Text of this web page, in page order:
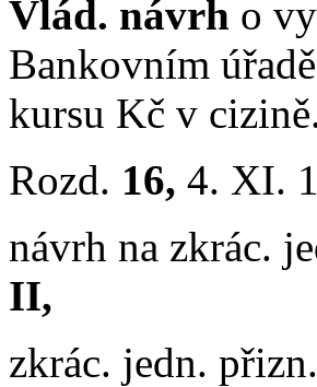
Vlád. návrh o
Bankovním
kursu Kč v
Rozd. 16, 4. XI.
návrh na zkrác.
II,
zkrác. jedn. přizn.